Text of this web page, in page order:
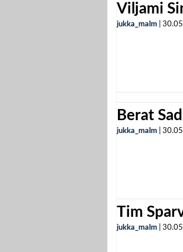
Viljami
jukka_malm
Berat
jukka_malm
Tim
jukka_malm